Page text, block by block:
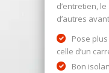
d’entretien,
d’autres
Pose
celle d’un
Bon